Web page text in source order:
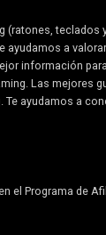
(ratones, teclados
ayudamos a
información
Las mejores
ayudamos a
el Programa de